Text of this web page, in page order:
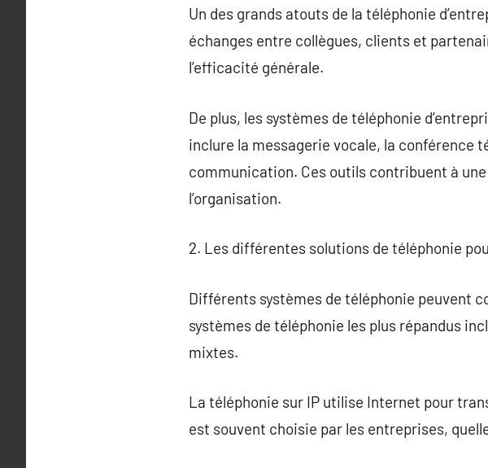
Un des grands atouts de la téléphonie
échanges entre collègues, clients et
l’efficacité générale.
De plus, les systèmes de téléphonie
inclure la messagerie vocale, la conférence
communication. Ces outils contribuent à
l’organisation.
2. Les différentes solutions de téléphonie
Différents systèmes de téléphonie peuvent
systèmes de téléphonie les plus répandus
mixtes.
La téléphonie sur IP utilise Internet pour
est souvent choisie par les entreprises,